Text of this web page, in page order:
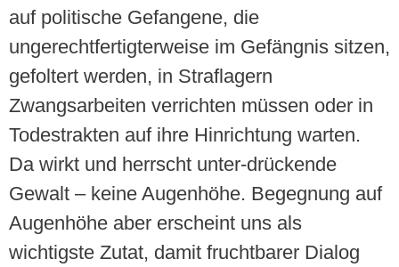
auf politische Gefangene, die
ungerechtfertigterweise im Gefängnis sitzen,
gefoltert werden, in Straflagern
Zwangsarbeiten verrichten müssen oder in
Todestrakten auf ihre Hinrichtung warten.
Da wirkt und herrscht unter-drückende
Gewalt – keine Augenhöhe. Begegnung auf
Augenhöhe aber erscheint uns als
wichtigste Zutat, damit fruchtbarer Dialog